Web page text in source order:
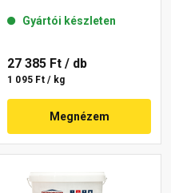
Gyártói készleten
27 385 Ft / db
1 095 Ft / kg
Megnézem